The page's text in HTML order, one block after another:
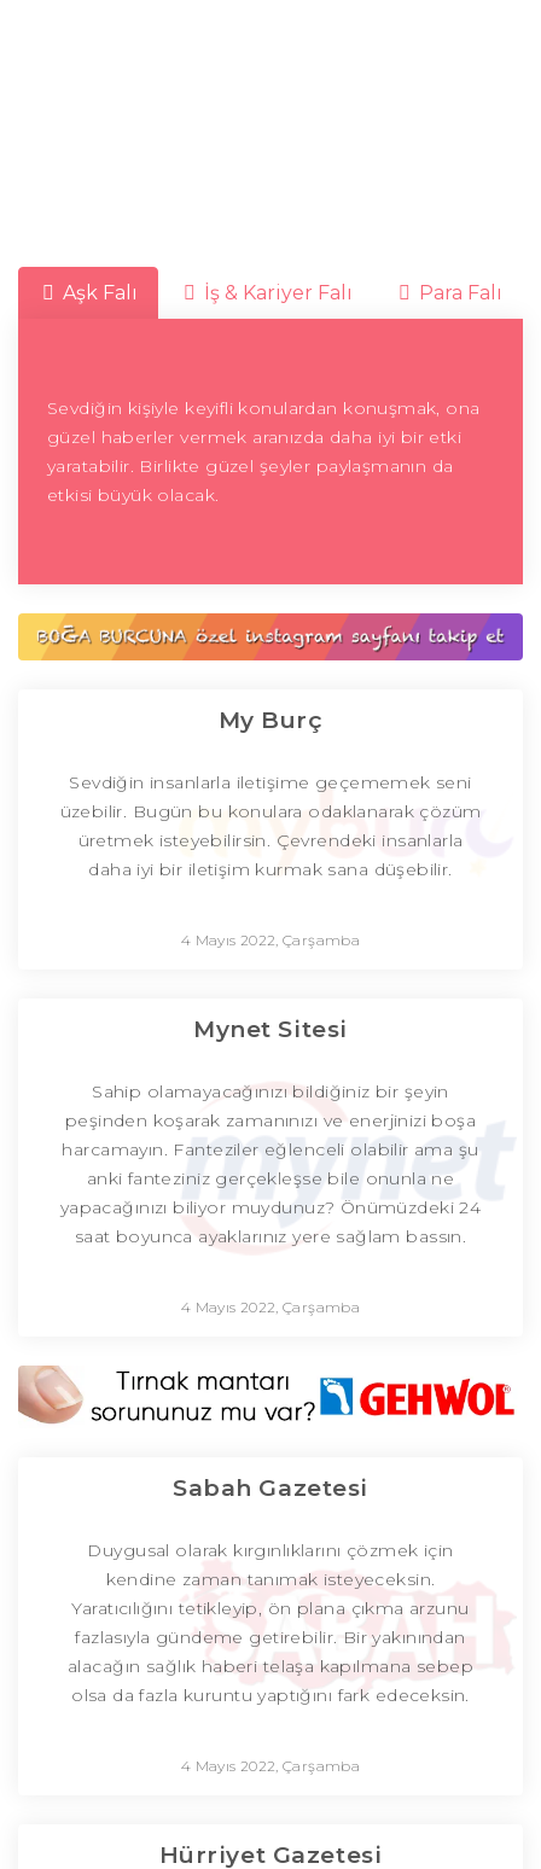
Aşk Falı İş & Kariyer Falı Para Falı
Sevdiğin kişiyle keyifli konulardan konuşmak, ona
güzel haberler vermek aranızda daha iyi bir etki
yaratabilir. Birlikte güzel şeyler paylaşmanın da
etkisi büyük olacak.
My Burç
Sevdiğin insanlarla iletişime geçememek seni
üzebilir. Bugün bu konulara odaklanarak çözüm
üretmek isteyebilirsin. Çevrendeki insanlarla
daha iyi bir iletişim kurmak sana düşebilir.
4 Mayıs 2022, Çarşamba
Mynet Sitesi
Sahip olamayacağınızı bildiğiniz bir şeyin
peşinden koşarak zamanınızı ve enerjinizi boşa
harcamayın. Fanteziler eğlenceli olabilir ama şu
anki fanteziniz gerçekleşse bile onunla ne
yapacağınızı biliyor muydunuz? Önümüzdeki 24
saat boyunca ayaklarınız yere sağlam bassın.
4 Mayıs 2022, Çarşamba
Sabah Gazetesi
Duygusal olarak kırgınlıklarını çözmek için
kendine zaman tanımak isteyeceksin.
Yaratıcılığını tetikleyip, ön plana çıkma arzunu
fazlasıyla gündeme getirebilir. Bir yakınından
alacağın sağlık haberi telaşa kapılmana sebep
olsa da fazla kuruntu yaptığını fark edeceksin.
4 Mayıs 2022, Çarşamba
Hürriyet Gazetesi